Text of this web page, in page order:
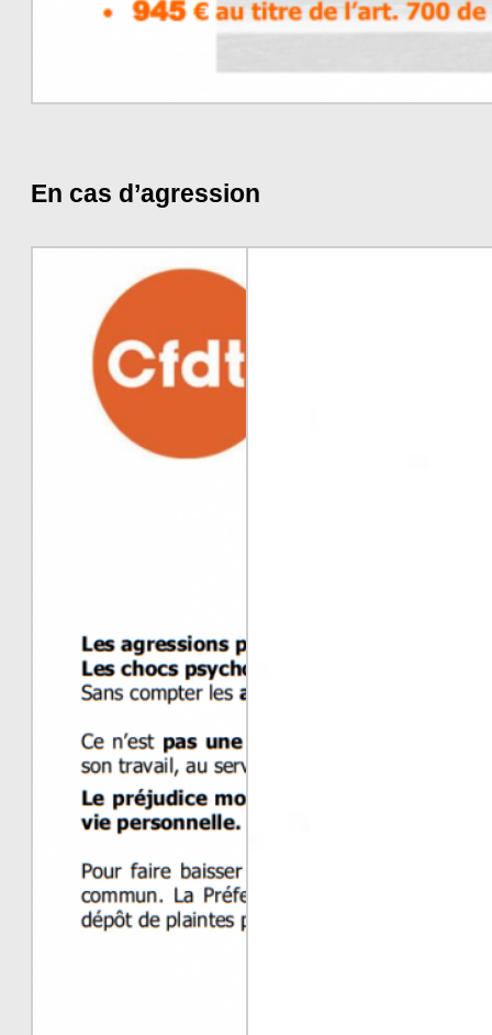
En cas d’agression